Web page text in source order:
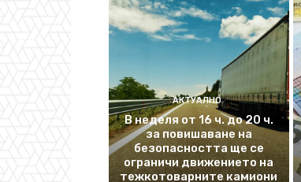
АКТУАЛНО
В неделя от 16 ч. до 20 ч.
за повишаване на
безопасността ще се
ограничи движението на
тежкотоварните камиони